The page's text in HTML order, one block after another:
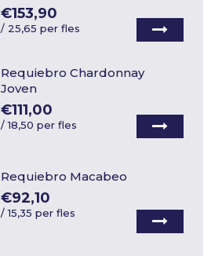
€153,90
/ 25,65 per fles
Requiebro Chardonnay
Joven
€111,00
/18,50 per fles
Requiebro Macabeo
€92,10
/15,35 per fles